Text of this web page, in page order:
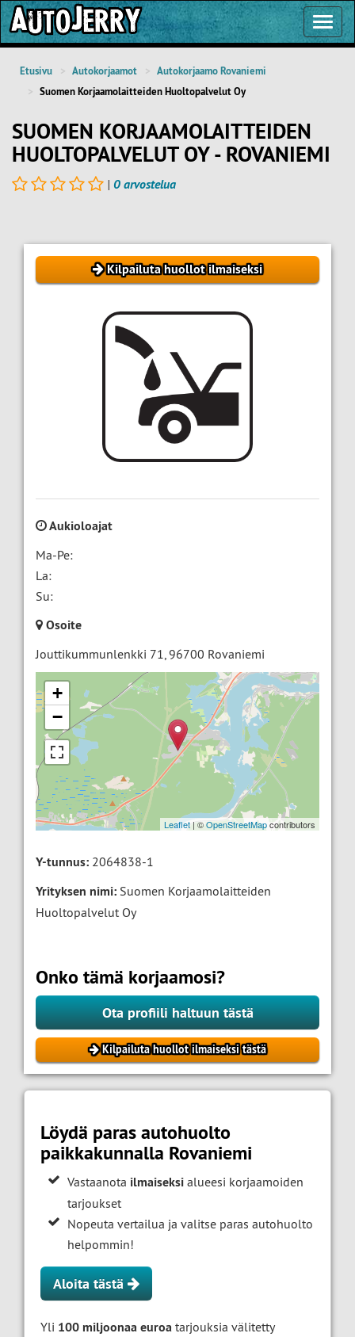
Etusivu Autokorjaamot
Autokorjaamo Rovaniemi
Suomen Korjaamolaitteiden Huoltopalvelut Oy
SUOMEN KORJAAMOLAITTEIDEN
HUOLTOPALVELUT OY - ROVANIEMI
| 0 arvostelua
Kilpailuta huollot ilmaiseksi
Aukioloajat
Ma-Pe:
La:
Su:
Osoite
Jouttikummunlenkki 71,96700 Rovaniemi
+
−
Leaflet | ©OpenStreetMapcontributors
Y-tunnus: 2064838-1
Yrityksen nimi: Suomen Korjaamolaitteiden
Huoltopalvelut Oy
Onko tämä korjaamosi?
Ota profiili haltuun tästä
Kilpailuta huollot ilmaiseksi tästä
Löydä paras autohuolto
paikkakunnalla Rovaniemi
Vastaanota ilmaiseksi alueesi korjaamoiden
tarjoukset
Nopeuta vertailua ja valitse paras autohuolto
helpommin!
Aloita tästä
Yli 100 miljoonaa euroa tarjouksia välitetty